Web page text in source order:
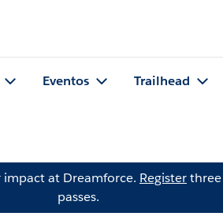
Eventos Trailhead
at Dreamforce. Register
passes.